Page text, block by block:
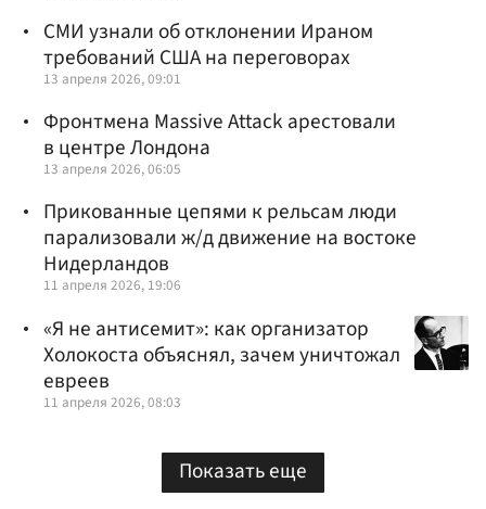
СМИ узнали об отклонении Ираном
требований США на переговорах
13 апреля 2026, 09:01
Фронтмена Massive Attack арестовали
в центре Лондона
13 апреля 2026, 06:05
Прикованные цепями к рельсам люди
парализовали ж/д движение на востоке
Нидерландов
11 апреля 2026, 19:06
«Я не антисемит»: как организатор
Холокоста объяснял, зачем уничтожал
евреев
11 апреля 2026, 08:03
Показать еще